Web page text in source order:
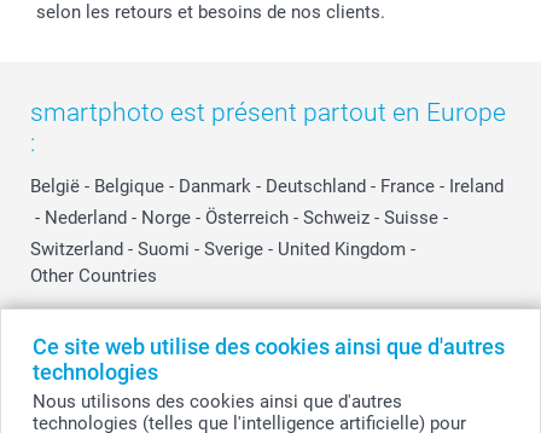
Ce site web utilise des cookies ainsi que d'autres
technologies
Nous utilisons des cookies ainsi que d'autres
technologies (telles que l'intelligence artificielle) pour
selon les retours et besoins de nos clients.
smartphoto est présent partout en Europe
:
België - Belgique - Danmark - Deutschland - France - Ireland
- Nederland - Norge - Österreich - Schweiz - Suisse -
Switzerland - Suomi - Sverige - United Kingdom -
Other Countries
Tous les prix sont en EURO (€), TVA incluse et hors frais de port.